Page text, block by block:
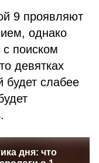
9 проявляют
однако
поиском
девятках
будет слабее
дня: что